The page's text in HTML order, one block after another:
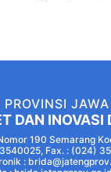
PROVINSI
DAN INOVASI
190 Semarang
Fax. : (024)
: